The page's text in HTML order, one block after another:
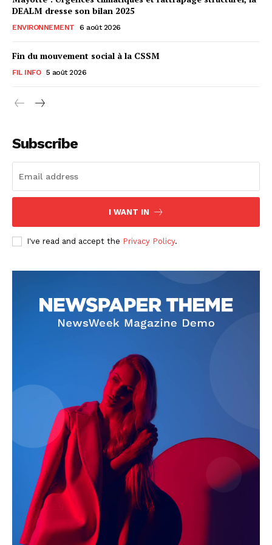
DEALM dresse son bilan 2025
ENVIRONNEMENT 6 août 2026
Fin du mouvement social à la CSSM
FIL INFO 5 août 2026
Subscribe
I WANT IN
I've read and accept the Privacy Policy.